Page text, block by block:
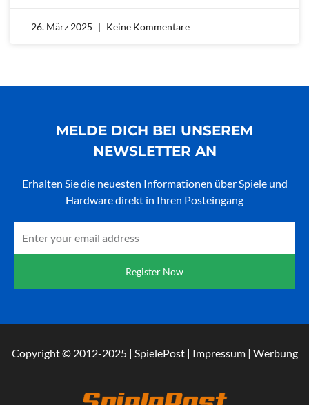
26. März 2025 Keine Kommentare
MELDE DICH BEI UNSEREM
NEWSLETTER AN
Erhalten Sie die neuesten Informationen über Spiele und
Hardware direkt in Ihren Posteingang
Register Now
Copyright © 2012-2025 | SpielePost | Impressum | Werbung